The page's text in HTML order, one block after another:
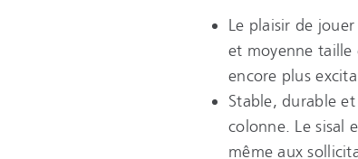
Le plaisir de
et moyenne taille
encore plus
Stable, durable
colonne. Le sisal
même aux